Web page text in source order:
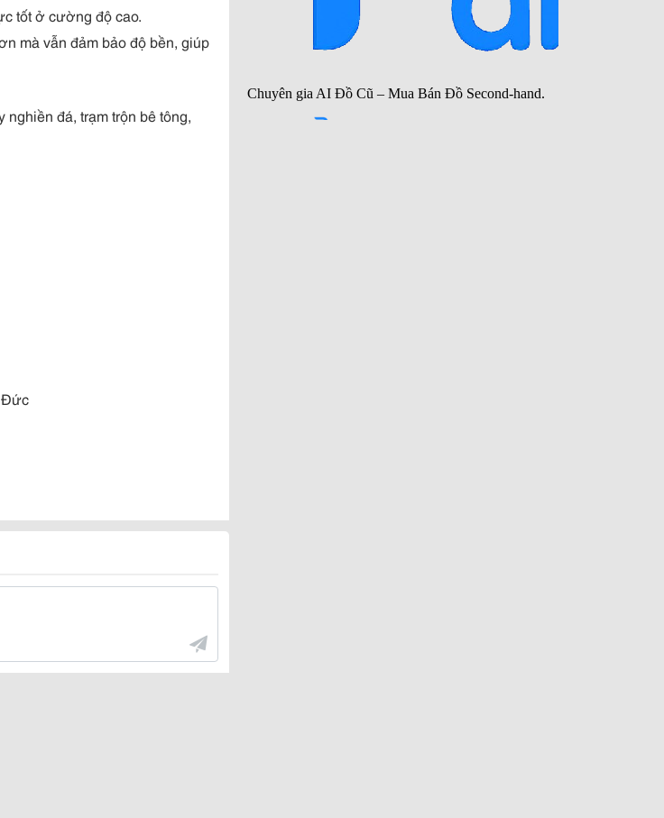
tốt ở cường độ cao.
mà vẫn đảm bảo độ bền, giúp
đá, trạm trộn bê tông,
Đức